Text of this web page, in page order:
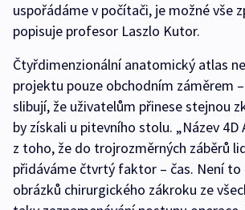
uspořádáme v počítači, je možné vše
popisuje profesor Laszlo Kutor.
Čtyřdimenzionální anatomický atlas
projektu pouze obchodním záměrem
slibují, že uživatelům přinese stejnou
by získali u pitevního stolu. „Název
z toho, že do trojrozměrných záběrů
přidáváme čtvrtý faktor – čas. Není to
obrázků chirurgického zákroku ze